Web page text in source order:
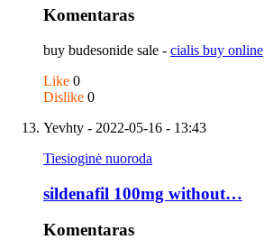
Komentaras
buy budesonide sale - cialis buy online
Like 0
Dislike 0
Yevhty - 2022-05-16 - 13:43
Tiesioginė nuoroda
sildenafil 100mg without…
Komentaras